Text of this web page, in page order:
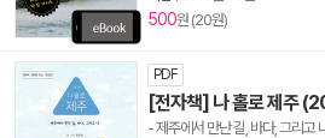
500원 (20원)
PDF
[전자책] 나 홀로 제주
- 제주에서 만난 길, 바다, 그리고